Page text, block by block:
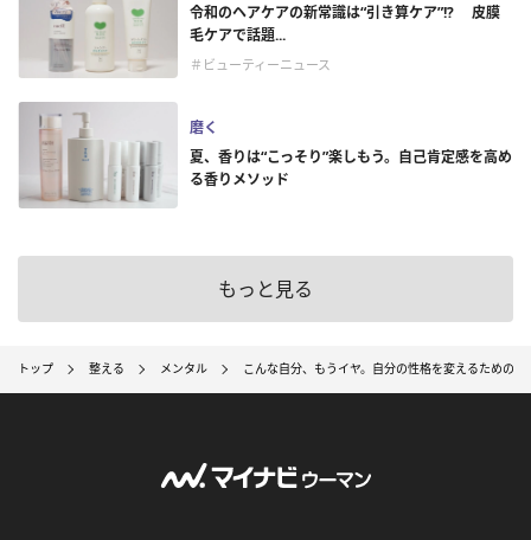
令和のヘアケアの新常識は“引き算ケア”!? 皮膜
毛ケアで話題...
＃ビューティーニュース
磨く
夏、香りは“こっそり”楽しもう。自己肯定感を高め
る香りメソッド
もっと見る
トップ 整える メンタル こんな自分、もうイヤ。自分の性格を変えるための3